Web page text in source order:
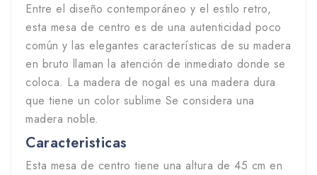
Entre el diseño contemporáneo y el estilo retro,
esta mesa de centro es de una autenticidad poco
común y las elegantes características de su madera
en bruto llaman la atención de inmediato donde se
coloca. La madera de nogal es una madera dura
que tiene un color sublime Se considera una
madera noble.
Caracteristicas
Esta mesa de centro tiene una altura de 45 cm en